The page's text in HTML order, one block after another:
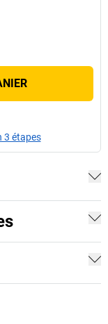
3 étapes